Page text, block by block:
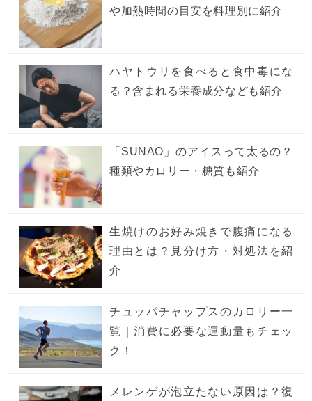
や加熱時間の目安を料理別に紹介
ハヤトウリを食べると食中毒にな
る？含まれる栄養成分なども紹介
「SUNAO」のアイスって太るの？
種類やカロリー・糖質も紹介
生焼けのお好み焼きで腹痛になる
理由とは？見分け方・対処法を紹
介
チュッパチャップスのカロリー一
覧｜消費に必要な運動量もチェッ
ク！
メレンゲが泡立たない原因は？復